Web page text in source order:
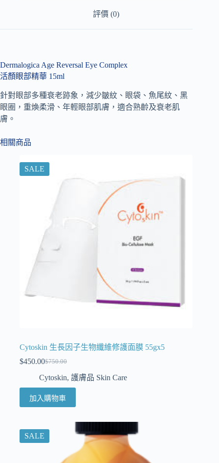
評價 (0)
Dermalogica Age Reversal Eye Complex
活顏眼部精華 15ml
針對眼部多種衰老跡象，減少皺紋、眼袋、魚尾紋、黑
眼圈，重煥柔滑、年輕眼部肌膚，適合熟齡及衰老肌
膚。
相關商品
SALE
Cytoskin 生長因子生物纖維修護面膜 55gx5
$750.00
$450.00
Cytoskin, 護膚品 Skin Care
加入購物車
SALE